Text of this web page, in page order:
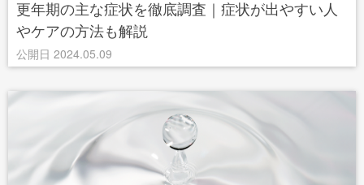
更年期の主な症状を徹底調査｜症状が出やすい人
やケアの方法も解説
公開日 2024.05.09